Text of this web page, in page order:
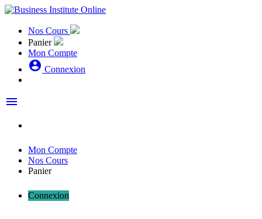
Nos Cours
Panier
Mon Compte
account_circle Connexion
menu
Mon Compte
Nos Cours
Panier
Connexion